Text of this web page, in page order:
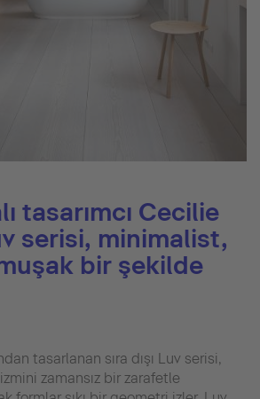
tasarımcı Cecilie
serisi, minimalist,
bir şekilde
tasarlanan sıra dışı Luv serisi,
zamansız bir zarafetle